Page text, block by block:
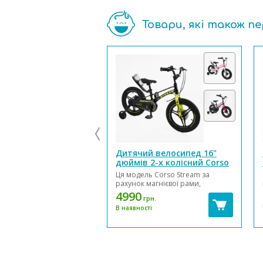
Товари, які також
Дитячий велосипед 16"
дюймів 2-х колісний Corso
Stream
Ця модель Corso Stream за
рахунок магнієвої рами,
магнієвих дисків, магнієвої вилки
має дуже легку вагу, в порівнянні
з велосипедами на сталевій рамі,
різниця приблизно становить від
3 до 4 кілограмів залежно від
4990 грн.
В наявності